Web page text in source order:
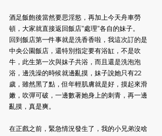
酒足飯飽後當然要思淫慾，再加上今天舟車勞
頓，大家就直接返回飯店”處理”各自的妹子。
回到飯店第一件事就是洗香香啦，我這次訂的是
中央公園飯店，還特別指定要有浴缸，不是吹
牛，此生第一次與妹子共浴，而且還是洗泡泡
浴，邊洗澡的時候就邊亂摸，妹子說她只有22
歲，雖然黑了點，但年輕肌膚就是好，摸起來滑
嫩，吹彈可破，一邊數著她身上的刺青，再一邊
亂摸，真是爽。
在正戲之前，緊急情況發生了，我的小兄弟沒啥